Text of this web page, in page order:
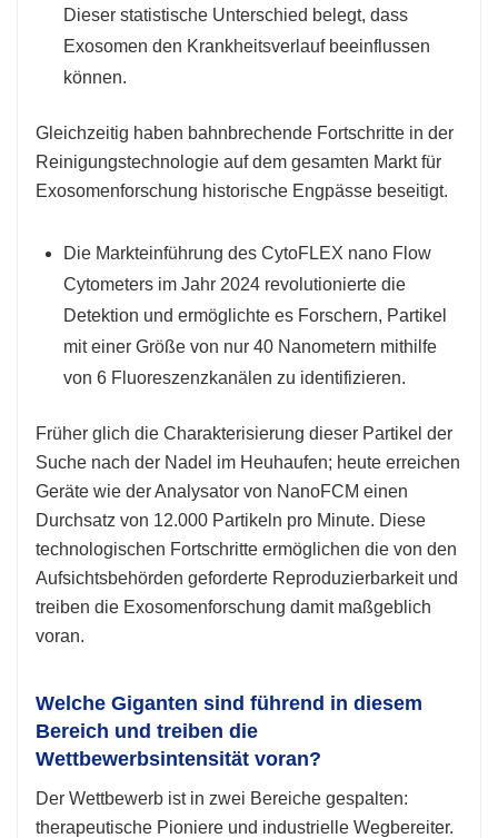
Dieser statistische Unterschied belegt, dass
Exosomen den Krankheitsverlauf beeinflussen
können.
Gleichzeitig haben bahnbrechende Fortschritte in der
Reinigungstechnologie auf dem gesamten Markt für
Exosomenforschung historische Engpässe beseitigt.
Die Markteinführung des CytoFLEX nano Flow
Cytometers im Jahr 2024 revolutionierte die
Detektion und ermöglichte es Forschern, Partikel
mit einer Größe von nur 40 Nanometern mithilfe
von 6 Fluoreszenzkanälen zu identifizieren.
Früher glich die Charakterisierung dieser Partikel der
Suche nach der Nadel im Heuhaufen; heute erreichen
Geräte wie der Analysator von NanoFCM einen
Durchsatz von 12.000 Partikeln pro Minute. Diese
technologischen Fortschritte ermöglichen die von den
Aufsichtsbehörden geforderte Reproduzierbarkeit und
treiben die Exosomenforschung damit maßgeblich
voran.
Welche Giganten sind führend in diesem
Bereich und treiben die
Wettbewerbsintensität voran?
Der Wettbewerb ist in zwei Bereiche gespalten:
therapeutische Pioniere und industrielle Wegbereiter.